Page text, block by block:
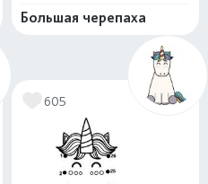
Большая черепаха
605